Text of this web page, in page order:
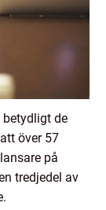
de
över 57
på
tredjedel av